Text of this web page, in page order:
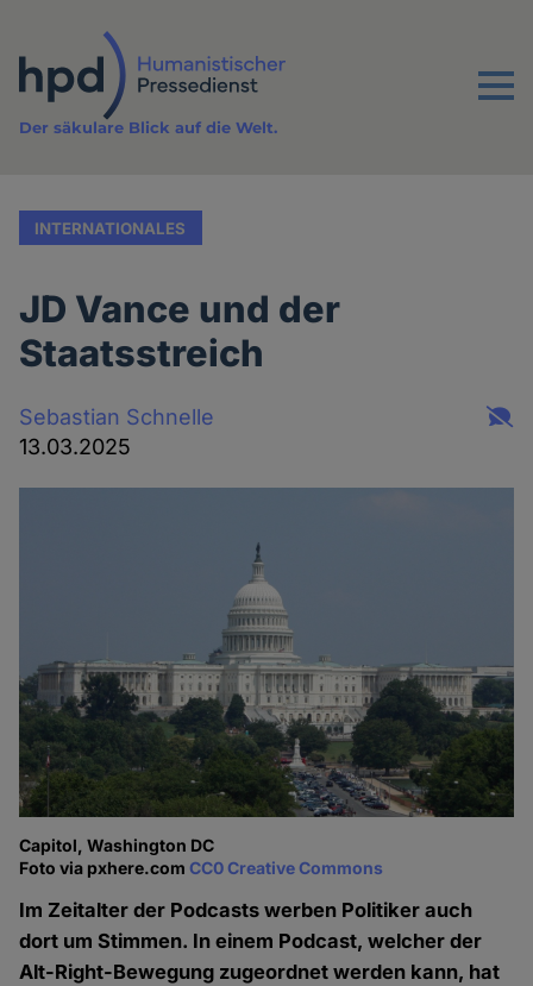
Inhalt
Menu
Der säkulare Blick auf die Welt.
INTERNATIONALES
JD Vance und der
Staatsstreich
Sebastian Schnelle
13.03.2025
Capitol, Washington DC
Foto via pxhere.comCC0 Creative Commons
Im Zeitalter der Podcasts werben Politiker auch
dort um Stimmen. In einem Podcast, welcher der
Alt-Right-Bewegung zugeordnet werden kann, hat